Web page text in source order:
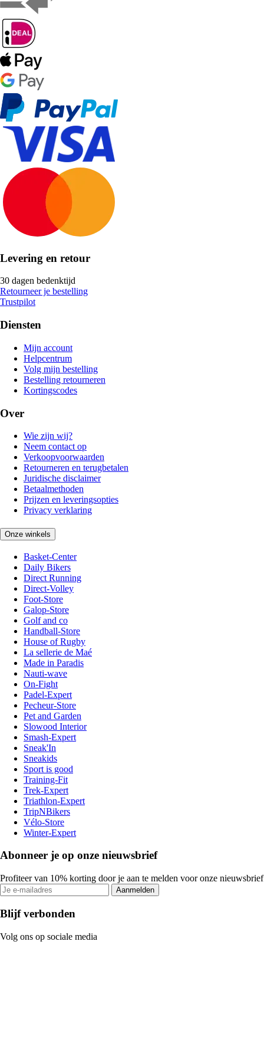
Levering en retour
30 dagen bedenktijd
Retourneer je bestelling
Trustpilot
Diensten
Mijn account
Helpcentrum
Volg mijn bestelling
Bestelling retourneren
Kortingscodes
Over
Wie zijn wij?
Neem contact op
Verkoopvoorwaarden
Retourneren en terugbetalen
Juridische disclaimer
Betaalmethoden
Prijzen en leveringsopties
Privacy verklaring
Onze winkels
Basket-Center
Daily Bikers
Direct Running
Direct-Volley
Foot-Store
Galop-Store
Golf and co
Handball-Store
House of Rugby
La sellerie de Maé
Made in Paradis
Nauti-wave
On-Fight
Padel-Expert
Pecheur-Store
Pet and Garden
Slowood Interior
Smash-Expert
Sneak'In
Sneakids
Sport is good
Training-Fit
Trek-Expert
Triathlon-Expert
TripNBikers
Vélo-Store
Winter-Expert
Abonneer je op onze nieuwsbrief
Profiteer van 10% korting door je aan te melden voor onze nieuwsbrief
Aanmelden
Blijf verbonden
Volg ons op sociale media